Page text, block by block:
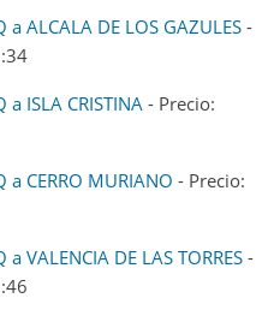
a ALCALA DE LOS GAZULES -
a ISLA CRISTINA - Precio:
a CERRO MURIANO - Precio:
a VALENCIA DE LAS TORRES -